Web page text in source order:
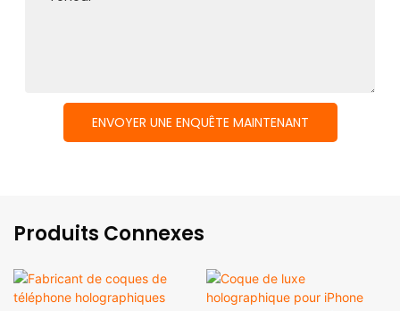
ENVOYER UNE ENQUÊTE MAINTENANT
Produits Connexes